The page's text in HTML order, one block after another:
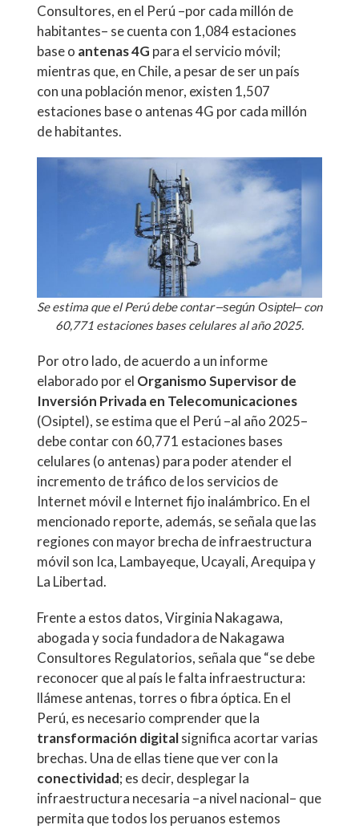
Consultores, en el Perú –por cada millón de
habitantes– se cuenta con 1,084 estaciones
base o antenas 4G para el servicio móvil;
mientras que, en Chile, a pesar de ser un país
con una población menor, existen 1,507
estaciones base o antenas 4G por cada millón
de habitantes.
Se estima que el Perú debe contar–según Osiptel–con
60,771 estaciones bases celulares al año 2025.
Por otro lado, de acuerdo a un informe
elaborado por el Organismo Supervisor de
Inversión Privada en Telecomunicaciones
(Osiptel), se estima que el Perú –al año 2025–
debe contar con 60,771 estaciones bases
celulares (o antenas) para poder atender el
incremento de tráfico de los servicios de
Internet móvil e Internet fijo inalámbrico. En el
mencionado reporte, además, se señala que las
regiones con mayor brecha de infraestructura
móvil son Ica, Lambayeque, Ucayali, Arequipa y
La Libertad.
Frente a estos datos, Virginia Nakagawa,
abogada y socia fundadora de Nakagawa
Consultores Regulatorios, señala que “se debe
reconocer que al país le falta infraestructura:
llámese antenas, torres o fibra óptica. En el
Perú, es necesario comprender que la
transformación digitalsignifica acortar varias
brechas. Una de ellas tiene que ver con la
conectividad; es decir, desplegar la
infraestructura necesaria –a nivel nacional– que
permita que todos los peruanos estemos